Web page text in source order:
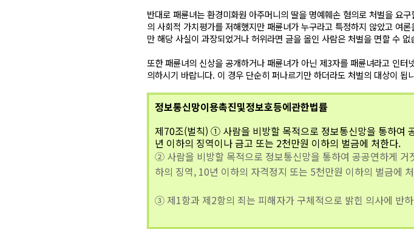
반대로 패륜녀는 환경미화원 아주머니의 딸을 명예훼손 혐의로 처벌을 요
의 사회적 가치평가를 저해했지만 패륜녀가 누구라고 특정하지 않았고 여
만 해당 사실이 과장되었거나 허위라면 글을 올인 사람은 처벌을 면할 수 없
또한 패륜녀의 신상을 공개하거나 패륜녀가 아닌 제3자를 패륜녀라고 인
의하시기 바랍니다. 이 경우 단순히 퍼나르기만 하더라도 처벌의 대상이 됩
정보통신망이용촉진및정보호등에관한법률
제70조(벌칙) ① 사람을 비방할 목적으로 정보통신망을 통하여
년 이하의 징역이나 금고 또는 2천만원 이하의 벌금에 처한다.
② 사람을 비방할 목적으로 정보통신망을 통하여 공공연하게
하의 징역, 10년 이하의 자격정지 또는 5천만원 이하의 벌금에
③ 제1항과 제2항의 죄는 피해자가 구체적으로 밝힌 의사에 반